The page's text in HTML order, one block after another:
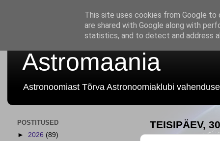
Astromaania
Astronoomiast Tõrva Astronoomiaklubi
TEISIPÄEV,
POSTITUSED
► 2026 (89)
This site uses cookies from Google to
are shared with Google along with
statistics, and to detect and address